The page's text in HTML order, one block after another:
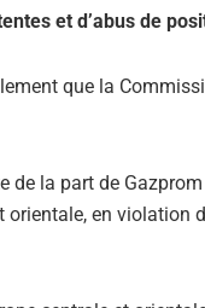
et d’abus de
que la
la part de
en violation